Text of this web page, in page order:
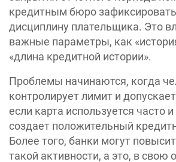
кредитным бюро
дисциплину плательщика. Это
важные параметры, как
«длина кредитной истории».
Проблемы начинаются, когда
контролирует лимит и
если карта используется часто
создает положительный
Более того, банки могут
такой активности, а это, в свою